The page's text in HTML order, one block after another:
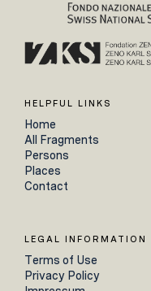
HELPFUL LINKS
Home
All Fragments
Persons
Places
Contact
LEGAL INFORMATION
Terms of Use
Privacy Policy